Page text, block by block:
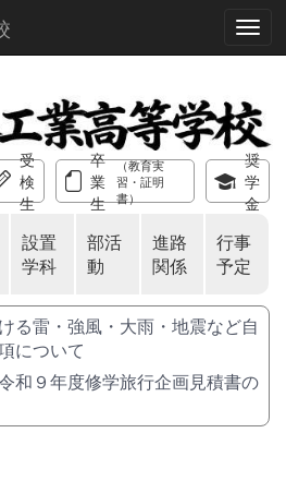
受
検
生
卒
業
生
（教育実
習・証明
書）
奨
学
金
設置
学科
部活
動
進路
関係
行事
予定
る雷・強風・大雨・地震など自
について
和９年度修学旅行企画見積書の